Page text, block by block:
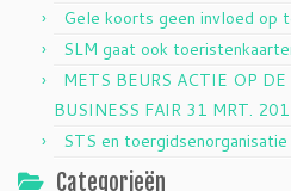
Gele koorts geen invloed op
SLM gaat ook
METS BEURS ACTIE OP
BUSINESS FAIR 31 MRT.
STS en toergidsenorganisatie
Categorieën